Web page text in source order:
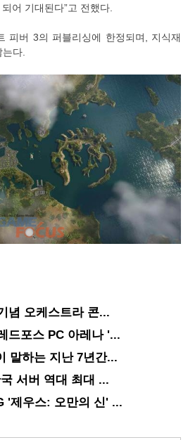
어 기대된다”고 전했다.
피버 3의 퍼블리싱에 한정되며, 지식재
는다.
념 오케스트라 콘...
드포스 PC 아레나 '...
말하는 지난 7년간...
서버 역대 최대 ...
'제우스: 오만의 신' ...